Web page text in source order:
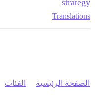
strategy
Translations
الصفحة الرئيسية الفئات